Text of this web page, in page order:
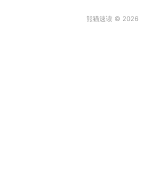
熊猫速读 © 2026